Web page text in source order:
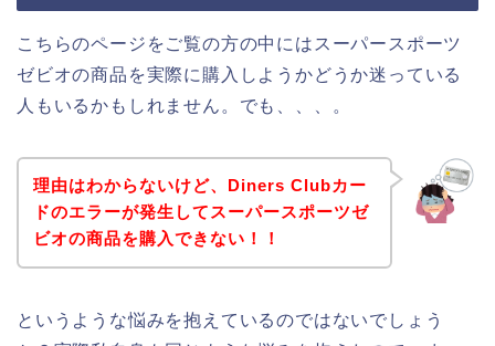
こちらのページをご覧の方の中にはスーパースポーツ
ゼビオの商品を実際に購入しようかどうか迷っている
人もいるかもしれません。でも、、、。
理由はわからないけど、Diners Clubカー
ドのエラーが発生してスーパースポーツゼ
ビオの商品を購入できない！！
というような悩みを抱えているのではないでしょう